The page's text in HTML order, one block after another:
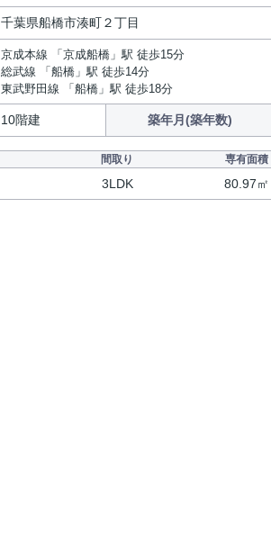
千葉県船橋市湊町２丁目
京成本線 「京成船橋」駅 徒歩15分
総武線 「船橋」駅 徒歩14分
東武野田線 「船橋」駅 徒歩18分
10階建 築年月(築年数)
間取り 専有面積
3LDK 80.97㎡